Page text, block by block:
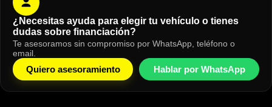
¿Necesitas ayuda para elegir tu vehículo o tienes
dudas sobre financiación?
Te asesoramos sin compromiso por WhatsApp, teléfono o
email.
Quiero asesoramiento Hablar por WhatsApp